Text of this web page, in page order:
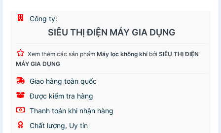
Công ty:
SIÊU THỊ ĐIỆN MÁY GIA DỤNG
Xem thêm các sản phẩm Máy lọc không khí bởi SIÊU THỊ ĐIỆN
MÁY GIA DỤNG
Giao hàng toàn quốc
Được kiểm tra hàng
Thanh toán khi nhận hàng
Chất lượng, Uy tín